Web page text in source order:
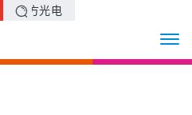
四方光电